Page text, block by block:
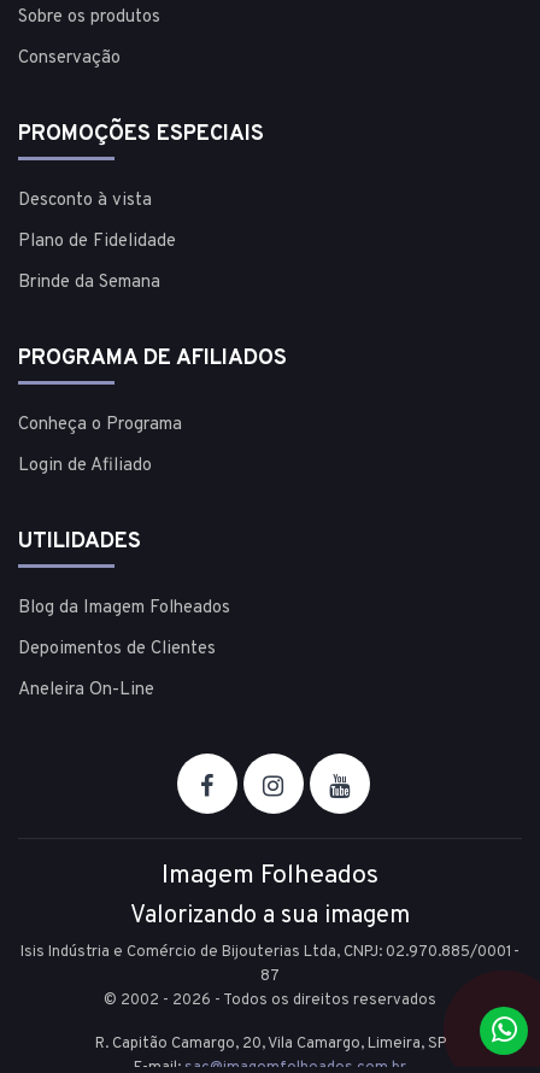
Sobre os produtos
Conservação
PROMOÇÕES ESPECIAIS
Desconto à vista
Plano de Fidelidade
Brinde da Semana
PROGRAMA DE AFILIADOS
Conheça o Programa
Login de Afiliado
UTILIDADES
Blog da Imagem Folheados
Depoimentos de Clientes
Aneleira On-Line
Imagem Folheados
Valorizando a sua imagem
Isis Indústria e Comércio de Bijouterias Ltda, CNPJ: 02.970.885/0001-
87
© 2002 - 2026 - Todos os direitos reservados
R. Capitão Camargo, 20, Vila Camargo,Limeira,SP
E-mail: sac@imagemfolheados.com.br